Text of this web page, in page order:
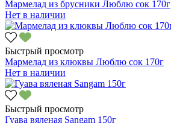
Мармелад из брусники Люблю сок 170г
Нет в наличии
Быстрый просмотр
Мармелад из клюквы Люблю сок 170г
Нет в наличии
Быстрый просмотр
Гуава вяленая Sangam 150г